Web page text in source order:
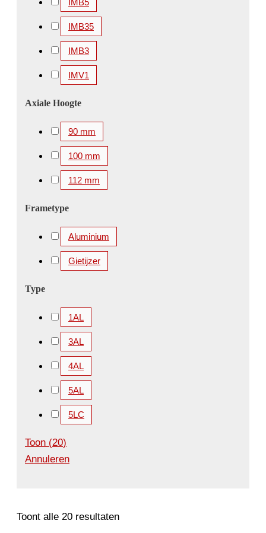
IMB5
IMB35
IMB3
IMV1
Axiale Hoogte
90 mm
100 mm
112 mm
Frametype
Aluminium
Gietijzer
Type
1AL
3AL
4AL
5AL
5LC
Toon (20)
Annuleren
Toont alle 20 resultaten